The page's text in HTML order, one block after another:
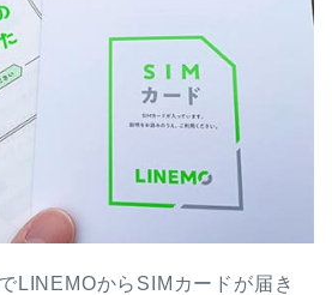
LINEMOからSIMカードが届き